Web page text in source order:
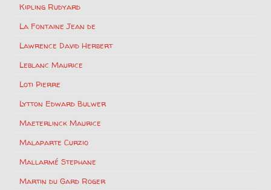
Kipling Rudyard
La Fontaine Jean de
Lawrence David Herbert
Leblanc Maurice
Loti Pierre
Lytton Edward Bulwer
Maeterlinck Maurice
Malaparte Curzio
Mallarmé Stephane
Martin du Gard Roger